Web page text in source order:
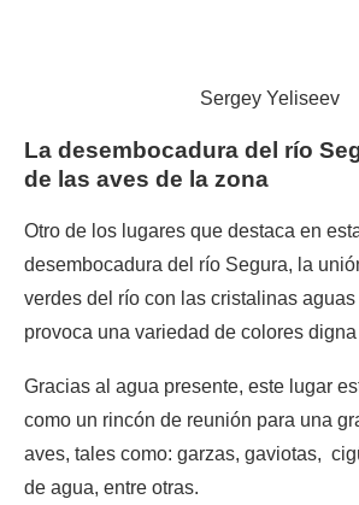
Sergey Yeliseev
La desembocadura del río
de las aves de la zona
Otro de los lugares que destaca en
desembocadura del río Segura, la
verdes del río con las cristalinas
provoca una variedad de colores
Gracias al agua presente, este lugar
como un rincón de reunión para una
aves, tales como: garzas, gaviotas,
de agua, entre otras.